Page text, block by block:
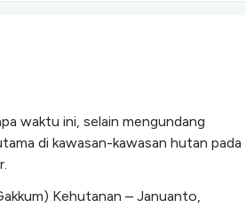
waktu ini, selain mengundang
di kawasan-kawasan hutan pada
Kehutanan – Januanto,